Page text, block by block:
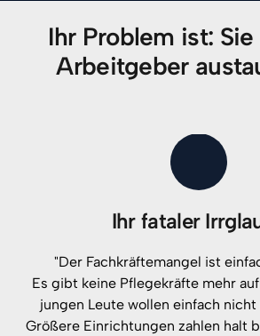
Ihr Problem ist:
Arbeitgeber
Ihr fataler
"Der Fachkräftemangel ist
Es gibt keine Pflegekräfte mehr auf
jungen Leute wollen einfach nicht
Größere Einrichtungen zahlen halt